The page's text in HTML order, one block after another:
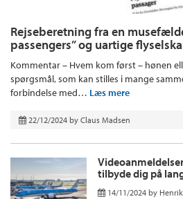
Rejseberetning fra en
passengers” og uartige
Kommentar – Hvem kom først – hønen
spørgsmål, som kan stilles i mange
forbindelse med… Læs mere
22/12/2024 by Claus Madsen
tilbyde dig på
14/11/2024 by